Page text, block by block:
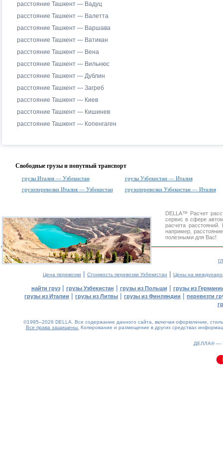
расстояние Ташкент — Вадуц
расстояние Ташкент — Валетта
расстояние Ташкент — Варшава
расстояние Ташкент — Ватикан
расстояние Ташкент — Вена
расстояние Ташкент — Вильнюс
расстояние Ташкент — Дублин
расстояние Ташкент — Загреб
расстояние Ташкент — Киев
расстояние Ташкент — Кишинев
расстояние Ташкент — Копенгаген
Свободные грузы и попутный транспорт
грузы Италия — Узбекистан
грузы Узбекистан — Италия
грузоперевозки Италия — Узбекистан
грузоперевозки Узбекистан — Италия
DELLA™ Расчет
сервис в сфере
расчета
например,
полезными для Вас!
Цена перевозки | Стоимость перевозки Узбекистан | Цены на
найти груз| грузы Узбекистан | грузы из Польши | грузы из
грузы из Италии | грузы из Литвы | грузы из Финляндии | перевезти
©1995–2026 DELLA. Все содержание данного сайта, включая оформление,
Все права защищены. Копирование и размещение в других средствах
ДЕЛЛА® —